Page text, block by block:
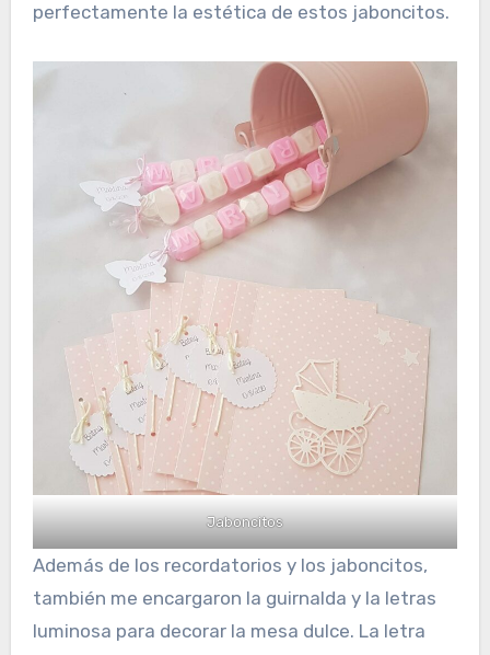
perfectamente la estética de estos jaboncitos.
Jaboncitos
Además de los recordatorios y los jaboncitos,
también me encargaron la guirnalda y la letras
luminosa para decorar la mesa dulce. La letra